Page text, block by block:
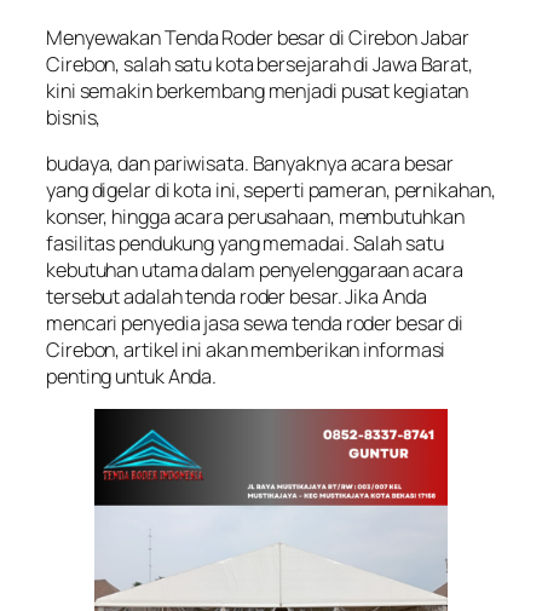
Menyewakan Tenda Roder besar di Cirebon Jabar
Cirebon, salah satu kota bersejarah di Jawa Barat,
kini semakin berkembang menjadi pusat kegiatan
bisnis,
budaya, dan pariwisata. Banyaknya acara besar
yang digelar di kota ini, seperti pameran, pernikahan,
konser, hingga acara perusahaan, membutuhkan
fasilitas pendukung yang memadai. Salah satu
kebutuhan utama dalam penyelenggaraan acara
tersebut adalah tenda roder besar. Jika Anda
mencari penyedia jasa sewa tenda roder besar di
Cirebon, artikel ini akan memberikan informasi
penting untuk Anda.